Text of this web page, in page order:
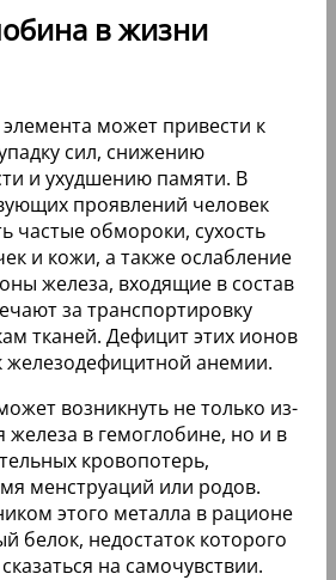
в жизни
элемента может привести к
сил, снижению
и ухудшению памяти. В
проявлений человек
частые обмороки, сухость
и кожи, а также ослабление
железа, входящие в состав
за транспортировку
тканей. Дефицит этих ионов
железодефицитной анемии.
возникнуть не только из-
железа в гемоглобине, но и в
кровопотерь,
менструаций или родов.
этого металла в рационе
белок, недостаток которого
на самочувствии.